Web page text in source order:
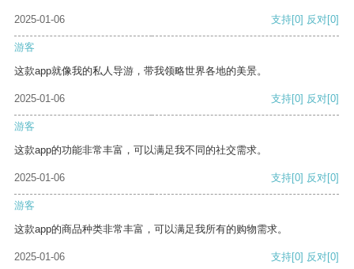
2025-01-06 支持[0] 反对[0]
游客
这款app就像我的私人导游，带我领略世界各地的美景。
2025-01-06 支持[0] 反对[0]
游客
这款app的功能非常丰富，可以满足我不同的社交需求。
2025-01-06 支持[0] 反对[0]
游客
这款app的商品种类非常丰富，可以满足我所有的购物需求。
2025-01-06 支持[0] 反对[0]